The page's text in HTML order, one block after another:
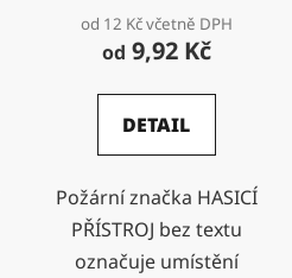
od 12 Kč včetně DPH
od 9,92 Kč
DETAIL
Požární značka HASICÍ
PŘÍSTROJ bez textu
označuje umístění